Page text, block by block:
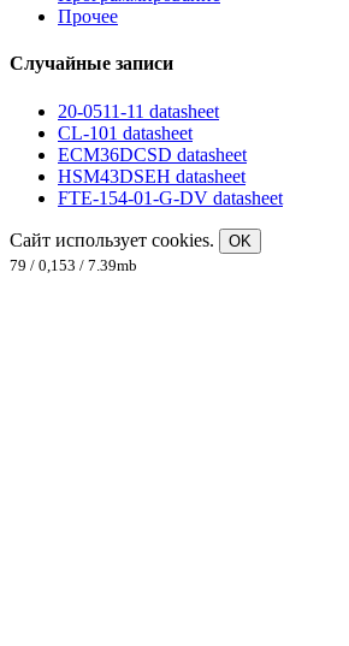
Прочее
Случайные записи
20-0511-11 datasheet
CL-101 datasheet
ECM36DCSD datasheet
HSM43DSEH datasheet
FTE-154-01-G-DV datasheet
Сайт использует cookies.
OK
79 / 0,153 / 7.39mb